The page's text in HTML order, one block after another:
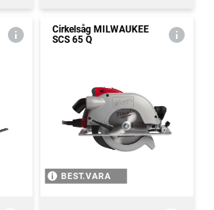
Cirkelsåg MILWAUKEE
SCS 65 Q
BEST.VARA